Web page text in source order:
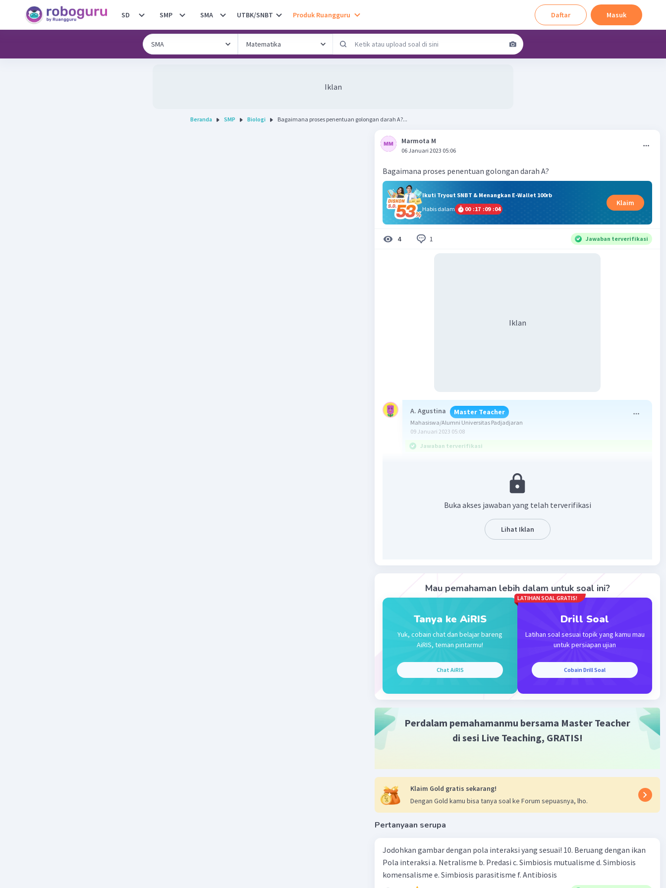
SD SMP SMA UTBK/SNBT Produk Ruangguru Daftar Masuk
Iklan
Beranda SMP Biologi Bagaimana proses penentuan golongan darah A?...
Marmota M
06 Januari 2023 05:06
Bagaimana proses penentuan golongan darah A?
Ikuti Tryout SNBT & Menangkan E-Wallet 100rb
Habis dalam
00 :17 :09 :04
Klaim
4 1 Jawaban terverifikasi
Iklan
A. Agustina Master Teacher
Mahasiswa/Alumni Universitas Padjadjaran
09 Januari 2023 05:08
Jawaban terverifikasi
apabila memiliki antigen atau aglutinogen A dan antibodi atau
Pada sistem golongan darah ABO terdapat golongan darah A, B, AB
dan O. Golongan darah sistem ABO ini ditentukan berdasarkan
glikoprotein yang terdapat pada sel darah merah yang disebut
dan antibodi atau aglutinin 𝞫.
Jadi, jawabannya adalah dikatakan bergolongan darah A apabila
memiliki antigen atau aglutinogen A dan antibodi atau aglutinin 𝞫.
Beri Rating·0.0(0)
Iklan
Buka akses jawaban yang telah terverifikasi
Lihat Iklan
Mau pemahaman lebih dalam untuk soal ini?
Tanya ke AiRIS
Yuk, cobain chat dan belajar bareng
AiRIS, teman pintarmu!
Chat AiRIS
LATIHAN SOAL GRATIS!
Drill Soal
Latihan soal sesuai topik yang kamu mau
untuk persiapan ujian
Cobain Drill Soal
Perdalam pemahamanmu bersama Master Teacher
di sesi Live Teaching, GRATIS!
Klaim Gold gratis sekarang!
Dengan Gold kamu bisa tanya soal ke Forum sepuasnya, lho.
Pertanyaan serupa
Jodohkan gambar dengan pola interaksi yang sesuai! 10. Beruang dengan ikan
Pola interaksi a. Netralisme b. Predasi c. Simbiosis mutualisme d. Simbiosis
komensalisme e. Simbiosis parasitisme f. Antibiosis